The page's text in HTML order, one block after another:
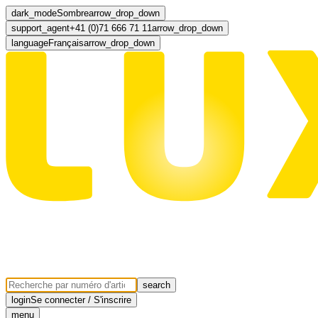
dark_modeSombrearrow_drop_down
support_agent+41 (0)71 666 71 11arrow_drop_down
languageFrançaisarrow_drop_down
search
loginSe connecter / S'inscrire
menu